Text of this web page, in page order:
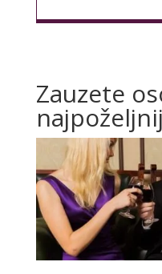
Zauzete